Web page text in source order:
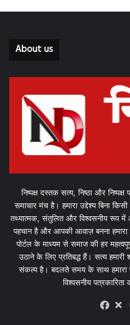
About us
निष्पक्ष दस्तक सत्य, निष्ठा और
समाचार मंच है। हमारा उद्देश्य बिना
तथ्यात्मक, संतुलित और विश्वसनीय रूप में
पहचान है और आपकी आवाज़ बनना
पोर्टल के माध्यम से समाज की हर
उठाने के लिए प्रतिबद्ध हैं। सत्य हमारी
संकल्प है। बदलते समय के साथ
विश्वसनीय